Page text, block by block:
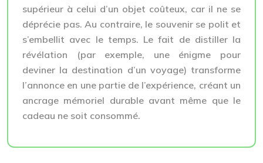
supérieur à celui d’un objet coûteux, car il ne se
déprécie pas. Au contraire, le souvenir se polit et
s’embellit avec le temps. Le fait de distiller la
révélation (par exemple, une énigme pour
deviner la destination d’un voyage) transforme
l’annonce en une partie de l’expérience, créant un
ancrage mémoriel durable avant même que le
cadeau ne soit consommé.